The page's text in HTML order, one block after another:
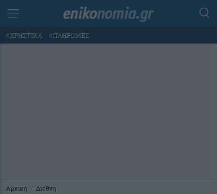
#ΧΡΗΣΤΙΚΑ #ΠΛΗΡΩΜΕΣ
Αρχική - Διεθνή